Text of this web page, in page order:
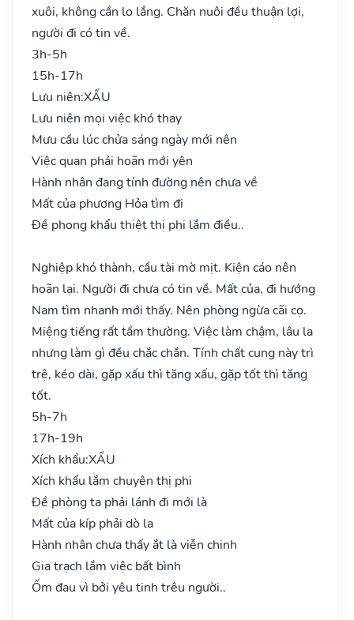
xuôi, không cần lo lắng. Chăn nuôi đều thuận lợi,
người đi có tin về.
3h-5h
15h-17h
Lưu niên:XẤU
Lưu niên mọi việc khó thay
Mưu cầu lúc chửa sáng ngày mới nên
Việc quan phải hoãn mới yên
Hành nhân đang tính đường nên chưa về
Mất của phương Hỏa tìm đi
Đề phong khẩu thiệt thị phi lắm điều..
Nghiệp khó thành, cầu tài mờ mịt. Kiện cáo nên
hoãn lại. Người đi chưa có tin về. Mất của, đi hướng
Nam tìm nhanh mới thấy. Nên phòng ngừa cãi cọ.
Miệng tiếng rất tầm thường. Việc làm chậm, lâu la
nhưng làm gì đều chắc chắn. Tính chất cung này trì
trệ, kéo dài, gặp xấu thì tăng xấu, gặp tốt thì tăng
tốt.
5h-7h
17h-19h
Xích khẩu:XẤU
Xích khẩu lắm chuyên thị phi
Đề phòng ta phải lánh đi mới là
Mất của kíp phải dò la
Hành nhân chưa thấy ắt là viễn chinh
Gia trạch lắm việc bất bình
Ốm đau vì bởi yêu tinh trêu người..